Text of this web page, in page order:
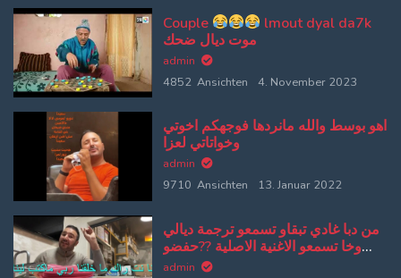
Couple
lmout dyal da7k
موت ديال ضحك
admin
4852 Ansichten
4. November 2023
اهو بوسط والله مانردها فوجهكم اخوتي
وخواتاتي لعزا
admin
9710 Ansichten
13. Januar 2022
من دبا غادي تبقاو تسمعو ترجمة ديالي
وخا تسمعو الاغنية الاصلية ??حفضو
كلامي وتلقو الاصلية من بعد
admin